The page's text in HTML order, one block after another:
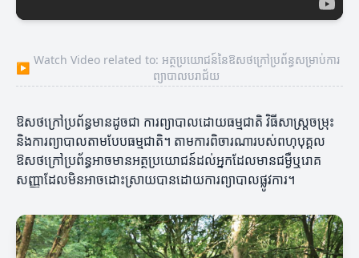
▶
Watch Video related to: អត្ថប្រយោជន៍នៃឱសថក្រៅប្រព័ន្ធសម្រាប់ការ
ព្យាបាលបរាជ័យ
ឱសថក្រៅប្រព័ន្ធមានដូចជា ការព្យាបាលដោយធម្មជាតិ វិធីសាស្ត្រចម្រុះ
និងការព្យាបាលតាមបែបធម្មជាតិ។ តាមការពិចារណារបស់ពហុបុគ្គល
ឱសថក្រៅប្រព័ន្ធអាចមានអត្ថប្រយោជន៍ដល់អ្នកដែលមានជម្ងឺឬរោគ
សញ្ញាដែលមិនអាចដោះស្រាយបានដោយការព្យាបាលផ្លូវការ។